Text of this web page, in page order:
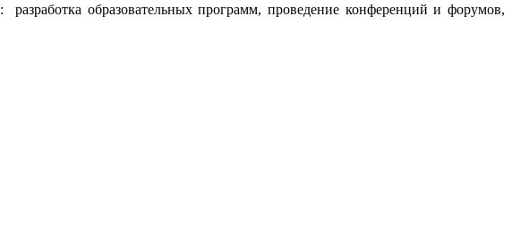
образовательных программ, проведение конференций и форумов,